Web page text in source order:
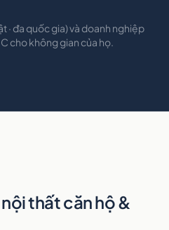
· đa quốc gia) và doanh nghiệp
cho không gian của họ.
thất căn hộ &